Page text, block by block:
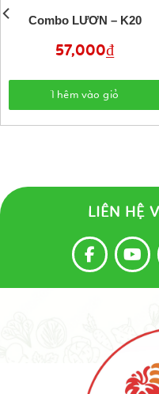
Combo LƯƠN – K20
57,000₫
Thêm vào giỏ
LIÊN HỆ